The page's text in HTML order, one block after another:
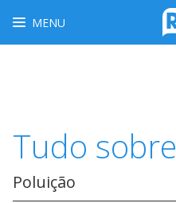
MENU
Tudo sobre
Poluição